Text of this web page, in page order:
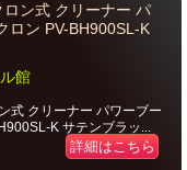
ン式 クリーナー パ
ロン PV-BH900SL-K
館
式 クリーナー パワーブー
K サテンブラッ...
詳細はこちら